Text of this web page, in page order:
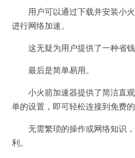
用户可以通过下载并安装小火
进行网络加速。
这无疑为用户提供了一种省钱
最后是简单易用。
小火箭加速器提供了简洁直观
单的设置，即可轻松连接到免费的
无需繁琐的操作或网络知识，
利。